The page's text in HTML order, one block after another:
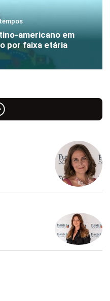
americano em
por faixa etária